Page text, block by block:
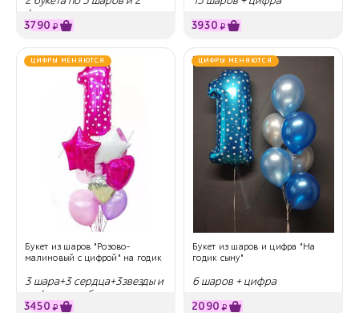
фигуры
3790 ₽ 3930 ₽
ЦИФРЫ МЕНЯЮТСЯ
Букет из шаров "Розово-
малиновый с цифрой" на годик
3 шара+3 сердца+3звезды и
цифра на выбор
3450 ₽
ЦИФРЫ МЕНЯЮТСЯ
Букет из шаров и цифра "На
годик сыну"
6 шаров + цифра
2090 ₽